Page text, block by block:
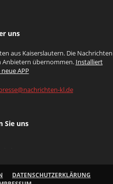
uns
aus Kaiserslautern. Die Nachrichten
Anbietern übernommen. Installiert
APP
kl.de
Sie uns
DATENSCHUTZERKLÄRUNG